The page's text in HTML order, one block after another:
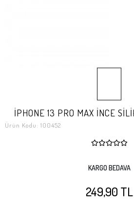
İPHONE 13 PRO MAX İNCE
Ürün Kodu: 100452
KARGO BEDAVA
249,90 TL